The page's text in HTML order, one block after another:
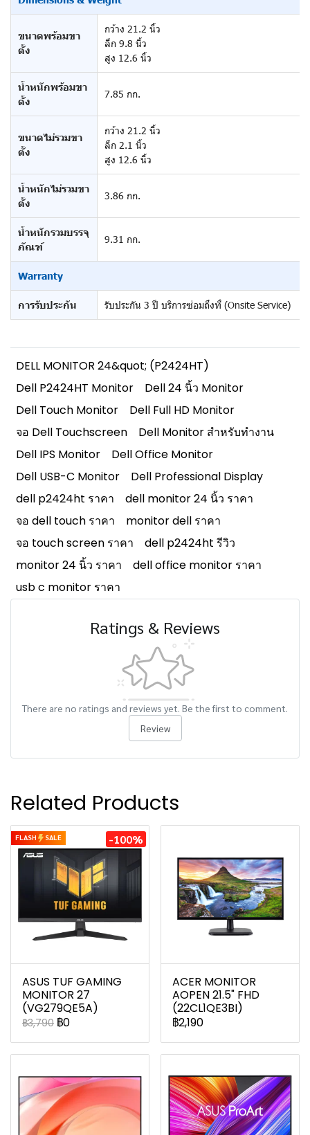
ขนาดพร้อมขา
ตั้ง
กว้าง 21.2 นิ้ว
ลึก 9.8 นิ้ว
สูง 12.6 นิ้ว
น้ำหนักพร้อมขา
ตั้ง
7.85 กก.
ขนาดไม่รวมขา
ตั้ง
กว้าง 21.2 นิ้ว
ลึก 2.1 นิ้ว
สูง 12.6 นิ้ว
น้ำหนักไม่รวมขา
ตั้ง
3.86 กก.
น้ำหนักรวมบรรจุ
ภัณฑ์
9.31 กก.
Warranty
การรับประกัน รับประกัน 3 ปี บริการซ่อมถึงที่ (Onsite Service)
DELL MONITOR 24&quot; (P2424HT)
Dell P2424HT Monitor
Dell 24 นิ้ว Monitor
Dell Touch Monitor
Dell Full HD Monitor
จอ Dell Touchscreen
Dell Monitor สำหรับทำงาน
Dell IPS Monitor
Dell Office Monitor
Dell USB-C Monitor
Dell Professional Display
dell p2424ht ราคา
dell monitor 24 นิ้ว ราคา
จอ dell touch ราคา
monitor dell ราคา
จอ touch screen ราคา
dell p2424ht รีวิว
monitor 24 นิ้ว ราคา
dell office monitor ราคา
usb c monitor ราคา
Ratings & Reviews
There are no ratings and reviews yet. Be the first to comment.
Review
Related Products
FLASH SALE -100%
ASUS TUF GAMING
MONITOR 27
(VG279QE5A)
฿3,790 ฿0
ACER MONITOR
AOPEN 21.5" FHD
(22CL1QE3BI)
฿2,190